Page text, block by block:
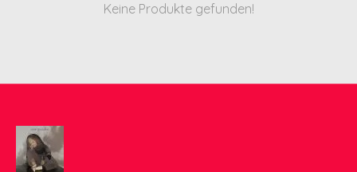
Keine Produkte gefunden!